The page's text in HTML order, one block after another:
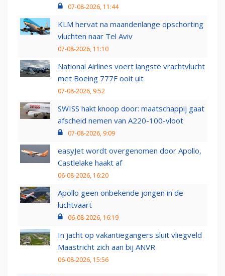
07-08-2026, 11:44
KLM hervat na maandenlange opschorting
vluchten naar Tel Aviv
07-08-2026, 11:10
National Airlines voert langste vrachtvlucht
met Boeing 777F ooit uit
07-08-2026, 9:52
SWISS hakt knoop door: maatschappij gaat
afscheid nemen van A220-100-vloot
07-08-2026, 9:09
easyJet wordt overgenomen door Apollo,
Castlelake haakt af
06-08-2026, 16:20
Apollo geen onbekende jongen in de
luchtvaart
06-08-2026, 16:19
In jacht op vakantiegangers sluit vliegveld
Maastricht zich aan bij ANVR
06-08-2026, 15:56